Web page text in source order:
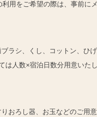
用をご希望の際は、事前に
ラシ、くし、コットン、ひ
人数×宿泊日数分用意いた
おろし器、お玉などのご用意